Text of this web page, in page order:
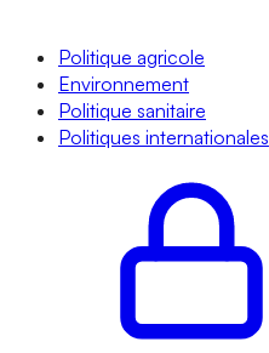
Politique agricole
Environnement
Politique sanitaire
Politiques internationales